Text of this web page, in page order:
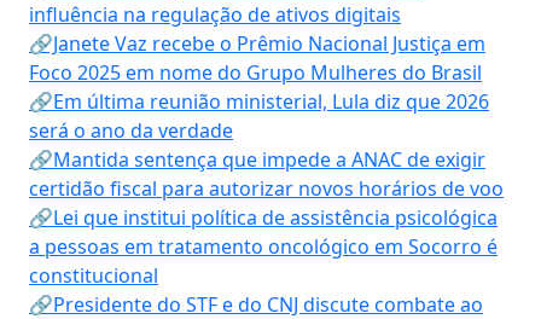
influência na regulação de ativos digitais
🔗Janete Vaz recebe o Prêmio Nacional Justiça em
Foco 2025 em nome do Grupo Mulheres do Brasil
🔗Em última reunião ministerial, Lula diz que 2026
será o ano da verdade
🔗Mantida sentença que impede a ANAC de exigir
certidão fiscal para autorizar novos horários de voo
🔗Lei que institui política de assistência psicológica
a pessoas em tratamento oncológico em Socorro é
constitucional
🔗Presidente do STF e do CNJ discute combate ao